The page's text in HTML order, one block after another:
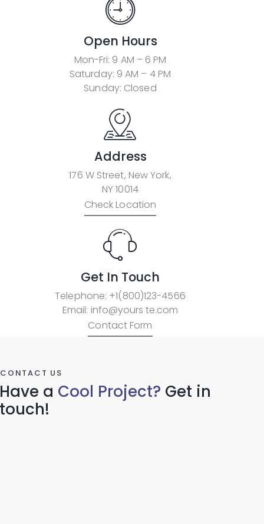
Open Hours
Mon-Fri: 9 AM – 6 PM
Saturday: 9 AM – 4 PM
Sunday: Closed
Address
176 W Street, New York,
NY 10014
Check Location
Get In Touch
Telephone: +1(800)123-4566
Email: info@yoursite.com
Contact Form
CONTACT US
Have a Cool Project? Get in
touch!